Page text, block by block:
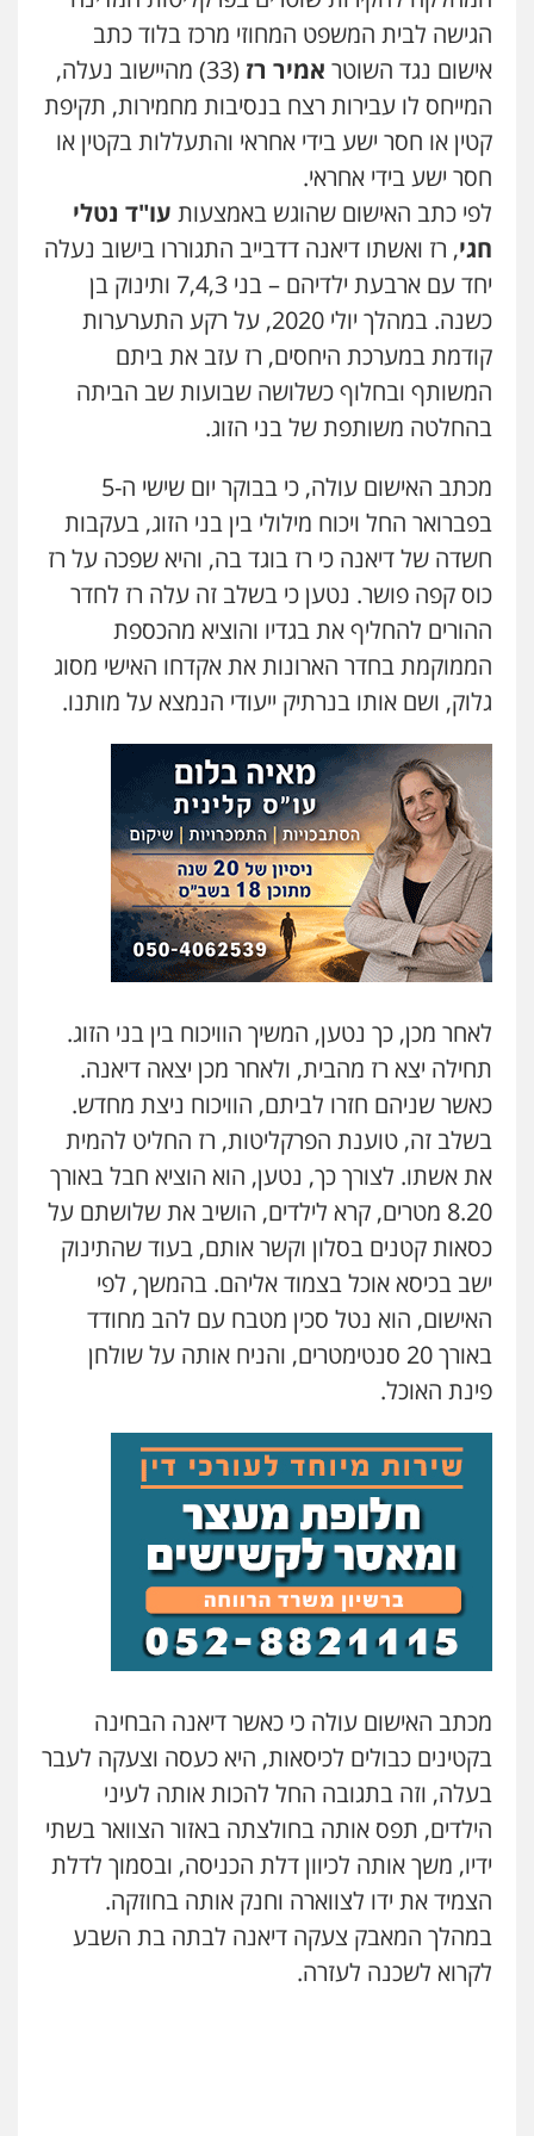
עו"ד קארין לגטיוי
פלילי פשיעה חמורה מעצרים וחקירות
0507446995
עו"ד ירון גיגי
פלילי צווארון לבן מעצרים הליכי הסגרה
0522249087
עו"ד רועי אטיאס
משפט פלילי פשיעה חמורה צווארון לבן
525043999
עו"ד אסף כהן
מעצרים וחקירות
0526555488
משרד עורכי דין טאי שרקי
פלילי אסירים תעבורה מרב"ד
0547556464
עו"ד אילן אלימלך
פלילי פשיעה חמורה תעבורה אסירים
0522992110
עו"ד שאדי נאטור
פלילי פשיעה חמורה מעצרים וחקירות
0509230800
0549911449
עו"ד עידית שינו-אמיתי
פלילי עורכי דין לענייני אסירים פשיעה
מעצרים וחקירות
0507587013
עו"ד אביגדור פלדמן
פלילי אסירים צווארון לבן זכויות אדם
0505345826
0505719060
עו"ד נס בן נתן
פלילי כלכלי פשיעה חמורה נוער
0505555110
עו"ד משה פלמור
0549732303
סלימאן אבו שעירה – משרד עורכי דין
פלילי בטחוני צבאי נזיקין
0547780927
עו"ד אסף גונן
פלילי
וחקירות
הגישה לבית המשפט המחוזי מרכז בלוד כתב
אישום נגד השוטר אמיר רז
(33) מהיישוב נעלה,
המייחס לו עבירות רצח בנסיבות מחמירות, תקיפת
קטין או חסר ישע בידי אחראי והתעללות בקטין או
חסר ישע בידי אחראי.
לפי כתב האישום שהוגש באמצעות עו"ד נטלי
חגי, רז ואשתו דיאנה דדבייב התגוררו בישוב נעלה
יחד עם ארבעת ילדיהם – בני 7,4,3 ותינוק בן
כשנה. במהלך יולי 2020, על רקע התערערות
קודמת במערכת היחסים, רז עזב את ביתם
המשותף ובחלוף כשלושה שבועות שב הביתה
בהחלטה משותפת של בני הזוג.
מכתב האישום עולה, כי בבוקר יום שישי ה-5
בפברואר החל ויכוח מילולי בין בני הזוג, בעקבות
חשדה של דיאנה כי רז בוגד בה, והיא שפכה על רז
כוס קפה פושר. נטען כי בשלב זה עלה רז לחדר
ההורים להחליף את בגדיו והוציא מהכספת
הממוקמת בחדר הארונות את אקדחו האישי מסוג
גלוק, ושם אותו בנרתיק ייעודי הנמצא על מותנו.
לאחר מכן, כך נטען, המשיך הוויכוח בין בני הזוג.
תחילה יצא רז מהבית, ולאחר מכן יצאה דיאנה.
כאשר שניהם חזרו לביתם, הוויכוח ניצת מחדש.
בשלב זה, טוענת הפרקליטות, רז החליט להמית
את אשתו. לצורך כך, נטען, הוא הוציא חבל באורך
8.20 מטרים, קרא לילדים, הושיב את שלושתם על
כסאות קטנים בסלון וקשר אותם, בעוד שהתינוק
ישב בכיסא אוכל בצמוד אליהם. בהמשך, לפי
האישום, הוא נטל סכין מטבח עם להב מחודד
באורך 20 סנטימטרים, והניח אותה על שולחן
פינת האוכל.
מכתב האישום עולה כי כאשר דיאנה הבחינה
בקטינים כבולים לכיסאות, היא כעסה וצעקה לעבר
בעלה, וזה בתגובה החל להכות אותה לעיני
הילדים, תפס אותה בחולצתה באזור הצוואר בשתי
ידיו, משך אותה לכיוון דלת הכניסה, ובסמוך לדלת
הצמיד את ידו לצווארה וחנק אותה בחוזקה.
במהלך המאבק צעקה דיאנה לבתה בת השבע
לקרוא לשכנה לעזרה.